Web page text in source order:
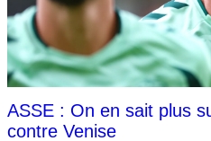
ASSE : On en sait plus
contre Venise